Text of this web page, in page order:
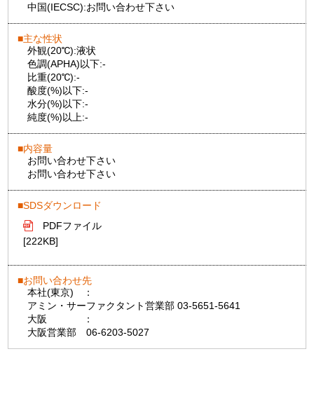
中国(IECSC):お問い合わせ下さい
主な性状
外観(20℃):液状
色調(APHA)以下:-
比重(20℃):-
酸度(%)以下:-
水分(%)以下:-
純度(%)以上:-
内容量
お問い合わせ下さい
お問い合わせ下さい
SDSダウンロード
PDFファイル
[222KB]
お問い合わせ先
本社(東京)
：
アミン・サーファクタント営業部 03-5651-5641
大阪
：
大阪営業部 06-6203-5027